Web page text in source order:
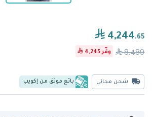
4,244.65
8,489 وفّر4,245
شحن مجاني بائع موثق من إكويب